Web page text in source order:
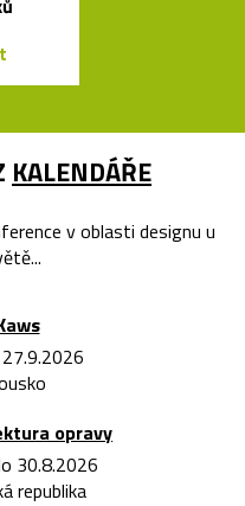
KALENDÁŘE
v oblasti designu u
opravy
30.8.2026
republika